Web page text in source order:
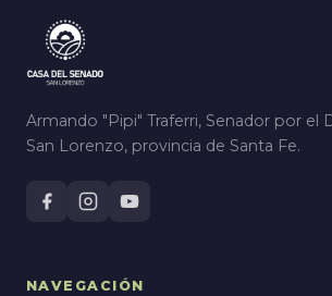
Armando "Pipi" Traferri, Senador por el
San Lorenzo, provincia de Santa Fe.
NAVEGACIÓN